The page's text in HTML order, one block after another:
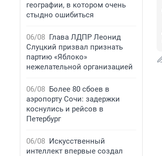
географии, в котором очень
стыдно ошибиться
06/08 Глава ЛДПР Леонид
Слуцкий призвал признать
партию «Яблоко»
нежелательной организацией
06/08 Более 80 сбоев в
аэропорту Сочи: задержки
коснулись и рейсов в
Петербург
06/08 Искусственный
интеллект впервые создал